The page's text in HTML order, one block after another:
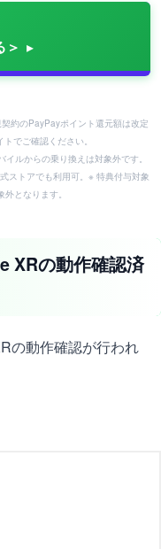
＞
約のPayPayポイント還元額は改定
でご確認ください。
ルからの乗り換えは対象外です。
ストアでも利用可。※ 特典付与対象
となります。
XRの動作確認済
の動作確認が行われ